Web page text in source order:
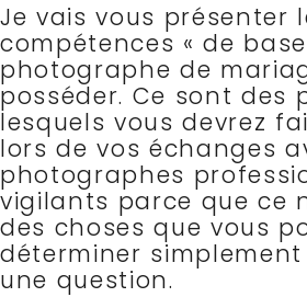
Je vais vous présenter
compétences « de
photographe de
posséder. Ce sont des
lesquels vous devrez
lors de vos échanges
photographes
vigilants parce que ce
des choses que vous
déterminer
une question.